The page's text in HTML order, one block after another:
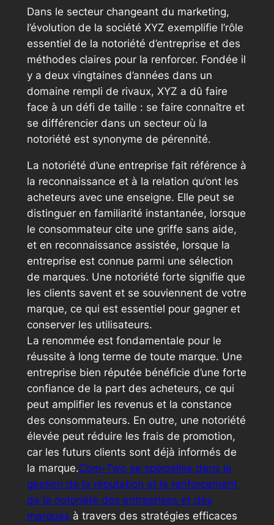
Dans le secteur changeant du marketing,
l’évolution de la société XYZ exemplifie l’rôle
essentiel de la notoriété d’entreprise et des
méthodes claires pour la renforcer. Fondée il
y a deux vingtaines d’années dans un
domaine rempli de rivaux, XYZ a dû faire
face à un défi de taille : se faire connaître et
se différencier dans un secteur où la
notoriété est synonyme de pérennité.
La notoriété d’une entreprise fait référence à
la reconnaissance et à la relation qu’ont les
acheteurs avec une enseigne. Elle peut se
distinguer en familiarité instantanée, lorsque
le consommateur cite une griffe sans aide,
et en reconnaissance assistée, lorsque la
entreprise est connue parmi une sélection
de marques. Une notoriété forte signifie que
les clients savent et se souviennent de votre
marque, ce qui est essentiel pour gagner et
conserver les utilisateurs.
La renommée est fondamentale pour le
réussite à long terme de toute marque. Une
entreprise bien réputée bénéficie d’une forte
confiance de la part des acheteurs, ce qui
peut amplifier les revenus et la constance
des consommateurs. En outre, une notoriété
élevée peut réduire les frais de promotion,
car les futurs clients sont déjà informés de
la marque.Com-Two se spécialise dans la
gestion de la réputation et le renforcement
de la notoriété des entreprises et des
marques à travers des stratégies efficaces